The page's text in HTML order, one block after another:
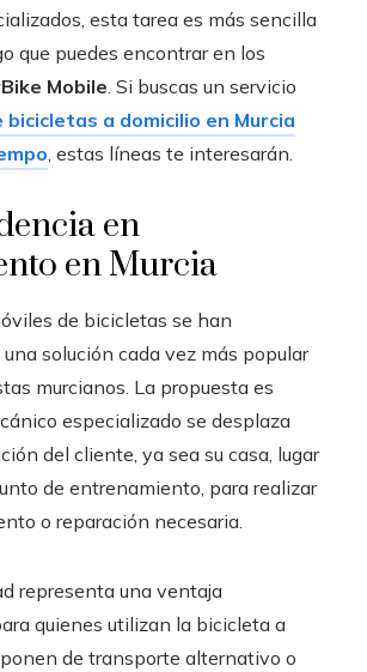
esta tarea es más sencilla
que puedes encontrar en los
Mobile. Si buscas un servicio
bicicletas a domicilio en Murcia
, estas líneas te interesarán.
en
en Murcia
de bicicletas se han
solución cada vez más popular
murcianos. La propuesta es
especializado se desplaza
del cliente, ya sea su casa, lugar
de entrenamiento, para realizar
o reparación necesaria.
representa una ventaja
quienes utilizan la bicicleta a
de transporte alternativo o